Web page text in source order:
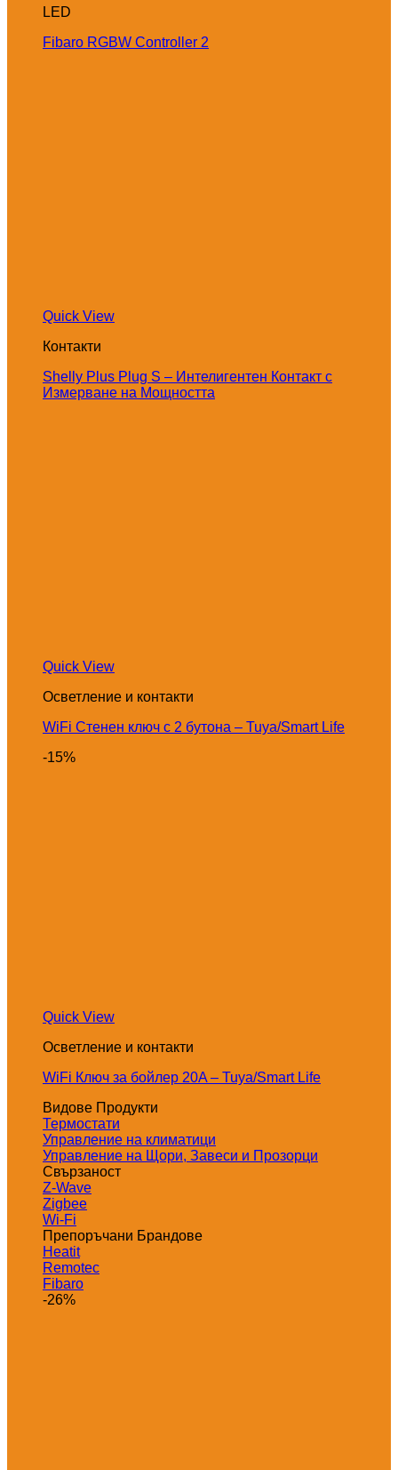
LED
Fibaro RGBW Controller 2
Quick View
Контакти
Shelly Plus Plug S – Интелигентен Контакт с
Измерване на Мощността
Quick View
Осветление и контакти
WiFi Стенен ключ с 2 бутона – Tuya/Smart Life
-15%
Quick View
Осветление и контакти
WiFi Ключ за бойлер 20A – Tuya/Smart Life
Видове Продукти
Термостати
Управление на климатици
Управление на Щори, Завеси и Прозорци
Свързаност
Z-Wave
Zigbee
Wi-Fi
Препоръчани Брандове
Heatit
Remotec
Fibaro
-26%